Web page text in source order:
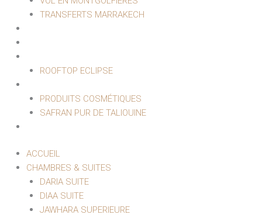
TRANSFERTS MARRAKECH
ROOFTOP ECLIPSE
PRODUITS COSMÉTIQUES
SAFRAN PUR DE TALIOUINE
ACCUEIL
CHAMBRES & SUITES
DARIA SUITE
DIAA SUITE
JAWHARA SUPERIEURE